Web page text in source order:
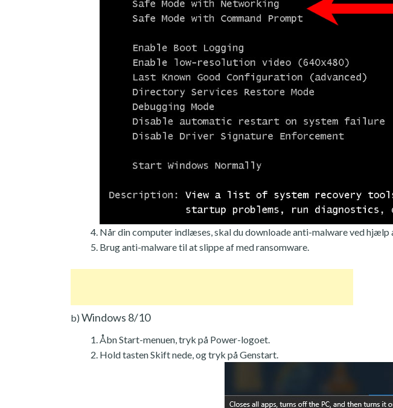
Når din computer indlæses, skal du downloade anti-malware ved hjælp
Brug anti-malware til at slippe af med ransomware.
b) Windows 8/10
Åbn Start-menuen, tryk på Power-logoet.
Hold tasten Skift nede, og tryk på Genstart.